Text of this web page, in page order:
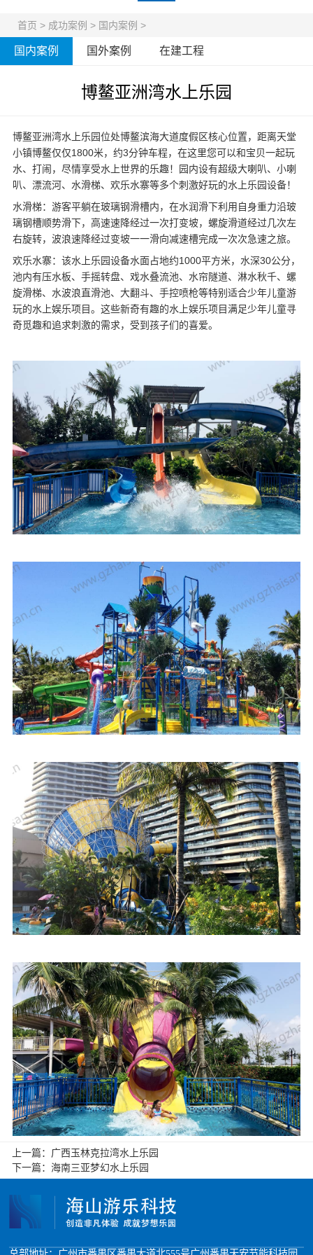
首页 > 成功案例 > 国内案例 >
国内案例 国外案例 在建工程
博鳌亚洲湾水上乐园
博鳌亚洲湾水上乐园位处博鳌滨海大道度假区核心位置，距离天堂
小镇博鳌仅仅1800米，约3分钟车程，在这里您可以和宝贝一起玩
水、打闹，尽情享受水上世界的乐趣！园内设有超级大喇叭、小喇
叭、漂流河、水滑梯、欢乐水寨等多个刺激好玩的水上乐园设备！
水滑梯：游客平躺在玻璃钢滑槽内，在水润滑下利用自身重力沿玻
璃钢槽顺势滑下，高速速降经过一次打变坡，螺旋滑道经过几次左
右旋转，波浪速降经过变坡一一滑向减速槽完成一次次急速之旅。
欢乐水寨：该水上乐园设备水面占地约1000平方米，水深30公分，
池内有压水板、手摇转盘、戏水叠流池、水帘隧道、淋水秋千、螺
旋滑梯、水波浪直滑池、大翻斗、手控喷枪等特别适合少年儿童游
玩的水上娱乐项目。这些新奇有趣的水上娱乐项目满足少年儿童寻
奇觅趣和追求刺激的需求，受到孩子们的喜爱。
上一篇： 广西玉林克拉湾水上乐园
下一篇： 海南三亚梦幻水上乐园